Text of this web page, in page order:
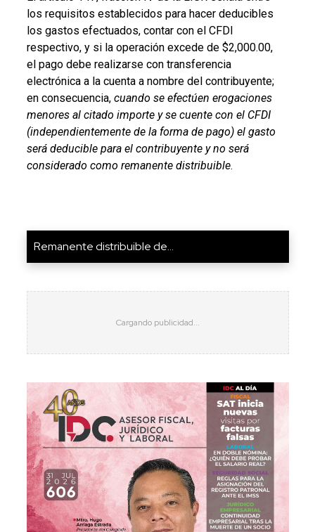
los requisitos establecidos para hacer deducibles
los gastos efectuados, contar con el CFDI
respectivo, y si la operación excede de $2,000.00,
el pago debe realizarse con transferencia
electrónica a la cuenta a nombre del contribuyente;
en consecuencia, cuando se efectúen erogaciones
menores al citado importe y se cuente con el CFDI
(independientemente de la forma de pago) el gasto
será deducible para el contribuyente y no será
considerado como remanente distribuible.
Remanente distribuible de...